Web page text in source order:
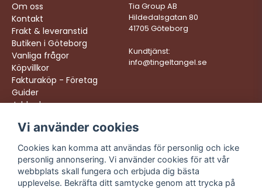
Om oss
Kontakt
Frakt & leveranstid
Butiken i Göteborg
Vanliga frågor
Köpvillkor
Fakturaköp - Företag
Guider
Jobba hos oss
Tia Group AB
Hildedalsgatan 80
41705 Göteborg
Kundtjänst:
info@tingeltangel.se
Följ oss:
Instagram
Facebook
TikTok
Vi levererar:
Snabba leveranser
Trygga köp
Fri frakt över 499:-
Trevlig kundtjänst
Vi använder cookies
Cookies kan komma att användas för personlig och icke
personlig annonsering. Vi använder cookies för att vår
webbplats skall fungera och erbjuda dig bästa
upplevelse. Bekräfta ditt samtycke genom att trycka på